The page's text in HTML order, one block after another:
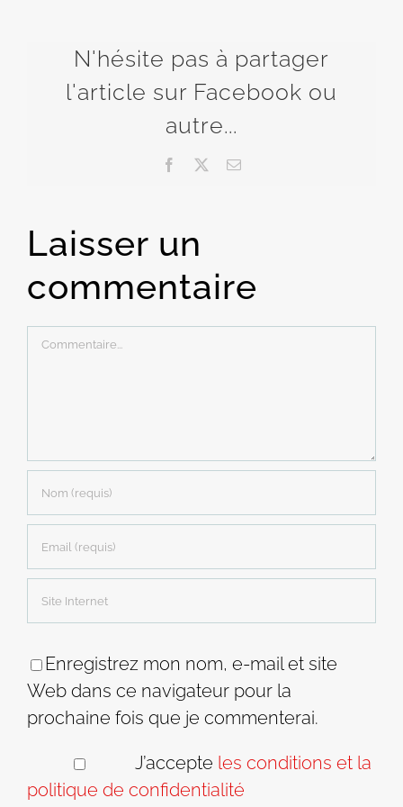
N'hésite pas à partager
l'article sur Facebook ou
autre...
Facebook Email
Laisser un
commentaire
Commentaire
Enregistrez mon nom, e-mail et site
Web dans ce navigateur pour la
prochaine fois que je commenterai.
J’accepte les conditions et la
politique de confidentialité